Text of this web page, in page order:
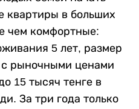
квартиры в больших
чем комфортные:
5 лет, размер
рыночными ценами
15 тысяч тенге в
За три года только